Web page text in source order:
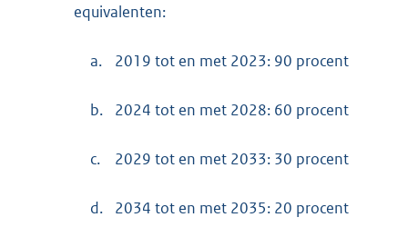
equivalenten:
a. 2019 tot en met 2023: 90 procent
b. 2024 tot en met 2028: 60 procent
c. 2029 tot en met 2033: 30 procent
d. 2034 tot en met 2035: 20 procent